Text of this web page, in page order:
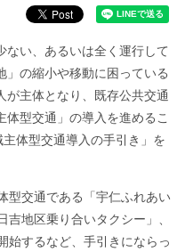
ない、あるいは全く運行して
」の縮小や移動に困っている
が主体となり、既存公共交通
型交通」の導入を進めるこ
体型交通導入の手引き」を
型交通である「宇仁ふれあい
地区乗り合いタクシー」、
始するなど、手引きにならっ